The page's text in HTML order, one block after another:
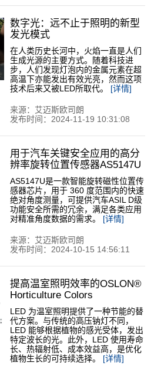
数字光：远不止于照明的新型
发光模式
在人类历史长河中，火焰一直是人们
生成光源的主要方式。随着科技进
步，人们发现灯泡内的金属元素在超
高温下亦能发出有效光亮，然而这项
技术后来又被LED所取代。 [详情]
来源：艾迈斯欧司朗
发布时间：2024-11-19 10:31:08
用于汽车关键安全应用的高分
辨率旋转位置传感器AS5147U
AS5147U是一款智能旋转磁性位置传
感器芯片，用于 360 度范围内的快速
绝对角度测量，可提供汽车ASIL D级
功能安全所需的冗余，满足各类应用
对精准角度数据的需求。 [详情]
来源：艾迈斯欧司朗
发布时间：2024-10-15 14:56:11
提高温室照明效率的OSLON®
Horticulture Colors
LED 为温室照明提供了一种节能的替
代方案。与传统的高压钠灯不同，
LED 能够根据植物的感光受体，发出
特定波长的光。此外，LED 使用寿命
长、热辐射低、成本效益高，是优化
植物生长的可持续选择。 [详情]